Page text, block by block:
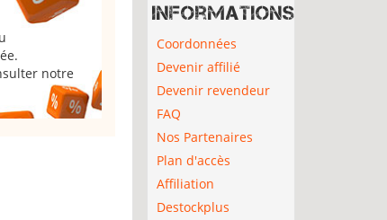
notre
Informations
Coordonnées
Devenir affilié
Devenir revendeur
FAQ
Nos Partenaires
Plan d'accès
Affiliation
Destockplus